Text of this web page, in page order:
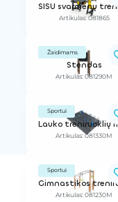
Artikulas: 081865
Žaidimams
Stendas
Artikulas: 081290M
Sportui
Artikulas: 081330M
Sportui
Artikulas: 081230M